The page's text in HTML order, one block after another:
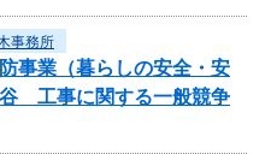
事務所
事業（暮らしの安全・安
工事に関する一般競争